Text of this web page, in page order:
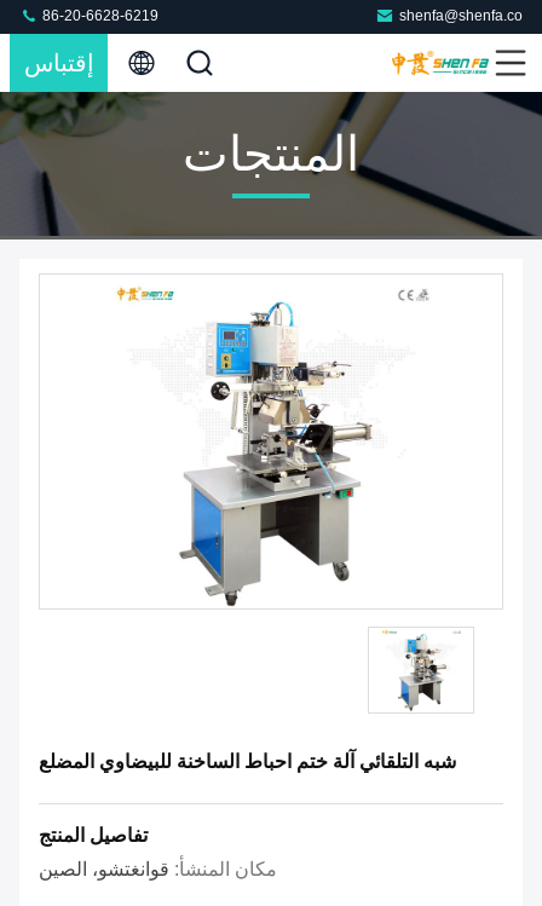
shenfa@shenfa.co
86-20-6628-6219
إقتباس
المنتجات
شبه التلقائي آلة ختم احباط الساخنة للبيضاوي المضلع
تفاصيل المنتج
مكان المنشأ: قوانغتشو، الصين